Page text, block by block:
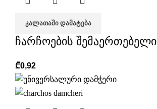
ᲙᲐᲚᲐᲗᲐᲨᲘ ᲓᲐᲛᲐᲢᲔᲑᲐ
ჩარჩოების შემაერთებელი
₾0,92